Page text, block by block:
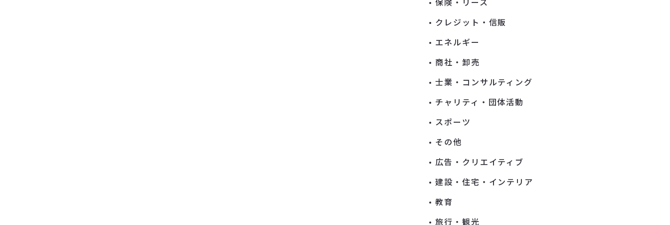
保険・リース
クレジット・信販
エネルギー
商社・卸売
士業・コンサルティング
チャリティ・団体活動
スポーツ
その他
広告・クリエイティブ
建設・住宅・インテリア
教育
旅行・観光